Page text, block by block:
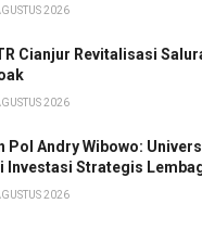
2026
Cianjur Revitalisasi
2026
Pol Andry Wibowo:
Investasi Strategis
2026